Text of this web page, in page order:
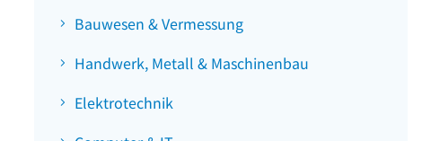
Bauwesen & Vermessung
Handwerk, Metall & Maschinenbau
Elektrotechnik